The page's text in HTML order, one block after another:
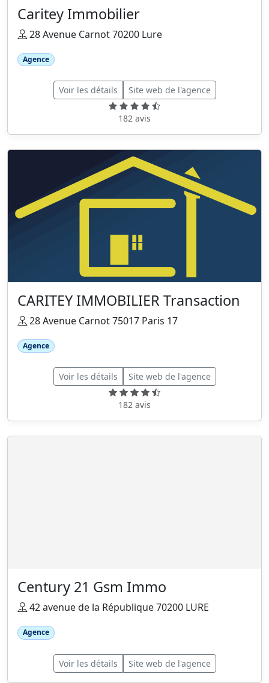
Caritey Immobilier
28 Avenue Carnot 70200 Lure
Agence
Voir les détails Site web de l'agence
182 avis
CARITEY IMMOBILIER Transaction
28 Avenue Carnot 75017 Paris 17
Agence
Voir les détails Site web de l'agence
182 avis
Century 21 Gsm Immo
42 avenue de la République 70200 LURE
Agence
Voir les détails Site web de l'agence